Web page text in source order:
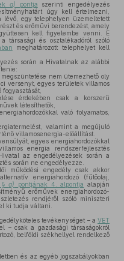
a) pontja szerinti engedélyezés
úgy kell értelmezni,
lévő, egy telephelyen üzemeltetett
és erőművi berendezést, amely
kell figyelembe venni. E
társasági és osztalékadóról szóló
meghatározott telephelyet kell
során a Hivatalnak az alábbi
nem ütemezhető oly
versenyt, egyes területek villamos
érdekében csak a korszerű
létesíthetők,
való folyamatos,
valamint a megújuló
villamosenergia-előállítást.
egyes energiahordozókkal
energia rendszerfejlesztés
az engedélyezések során a
során ne engedélyezze.
működési engedély csak akkor
energiahordozó (fűtőolaj,
§a) pontjának 4. alpontja alapján
erőművek energiahordozó-
rendjéről szóló miniszteri
ki tudja váltani.
tevékenységet – aVET
– csak a gazdasági társaságokról
belföldi székhellyel rendelkező
és az egyéb jogszabályokban